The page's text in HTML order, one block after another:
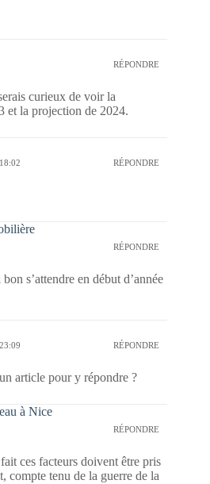
RÉPONDRE
curieux de voir la
et la projection de 2024.
RÉPONDRE
RÉPONDRE
s’attendre en début d’année
RÉPONDRE
article pour y répondre ?
à Nice
RÉPONDRE
ces facteurs doivent être pris
compte tenu de la guerre de la